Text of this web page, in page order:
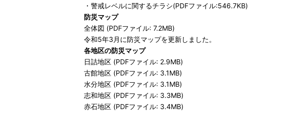
・ 警戒レベルに関するチラシ(PDFファイル:546.7KB)
防災マップ
全体図 (PDFファイル: 7.2MB)
令和5年3月に防災マップを更新しました。
各地区の防災マップ
日詰地区 (PDFファイル: 2.9MB)
古館地区 (PDFファイル: 3.1MB)
水分地区 (PDFファイル: 3.1MB)
志和地区 (PDFファイル: 3.3MB)
赤石地区 (PDFファイル: 3.4MB)